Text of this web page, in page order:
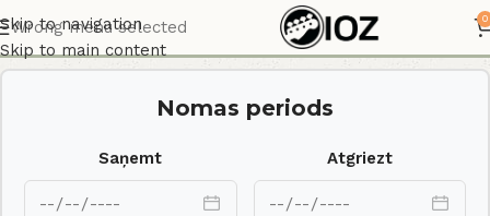
Skip to navigation
Skip to main content
Wrong menu selected 0
Nomas periods
Saņemt Atgriezt